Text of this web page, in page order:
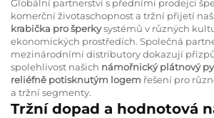
Globální partnerství s předními prodejci
komerční životaschopnost a tržní přijetí
krabička pro šperkysystémů v různých
ekonomických prostředích. Společná
mezinárodními distributory dokazují
spolehlivost našich námořnický plátnový
reliéfně potisknutým logem řešení pro
a tržní segmenty.
Tržní dopad a hodnotová